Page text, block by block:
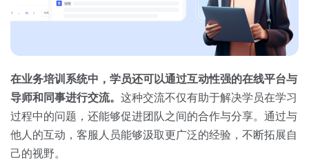
在业务培训系统中，学员还可以通过互动性强的在线平台与
导师和同事进行交流。 这种交流不仅有助于解决学员在学习
过程中的问题，还能够促进团队之间的合作与分享。通过与
他人的互动，客服人员能够汲取更广泛的经验，不断拓展自
己的视野。